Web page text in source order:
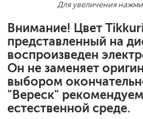
Для увеличения
Внимание! Цвет
представленный на
воспроизведен
Он не заменяет
выбором
"Вереск"
естественной среде.